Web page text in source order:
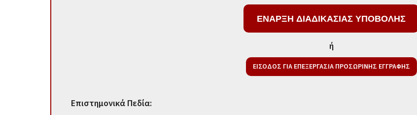
ή
ΕΙΣΟΔΟΣ ΓΙΑ ΕΠΕΞΕΡΓΑΣΙΑ ΠΡΟΣΩΡΙΝΗΣ ΕΓΓΡΑΦΗΣ
Επιστημονικά Πεδία: